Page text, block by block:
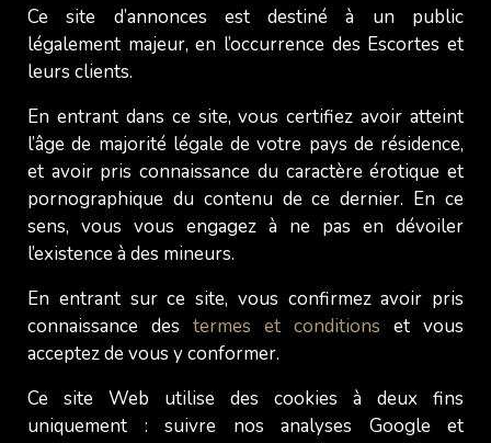
compagnie des femmes très grandes. Et lorsque
ces dernières sont jeunes et jolies, elles sont
encore plus convoitées par ces messieurs. Par
peut même constituer un
en soi, pour ces
certains hommes.
La grandeur et la beauté : Un effet
combiné
Lorsque la taille est associée aux normes de
peuvent être perçues comme plus attirantes en
moyenne. Cette perception est souvent renforcée
Ce site d’annonces est destiné à un public
légalement majeur, en l’occurrence des Escortes et
leurs clients.
En entrant dans ce site, vous certifiez avoir atteint
l’âge de majorité légale de votre pays de résidence,
et avoir pris connaissance du caractère érotique et
pornographique du contenu de ce dernier. En ce
sens, vous vous engagez à ne pas en dévoiler
l’existence à des mineurs.
En entrant sur ce site, vous confirmez avoir pris
connaissance des termes et conditions et vous
acceptez de vous y conformer.
Ce site Web utilise des cookies à deux fins
uniquement : suivre nos analyses Google et